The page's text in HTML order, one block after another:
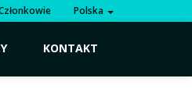
Polska
KONTAKT